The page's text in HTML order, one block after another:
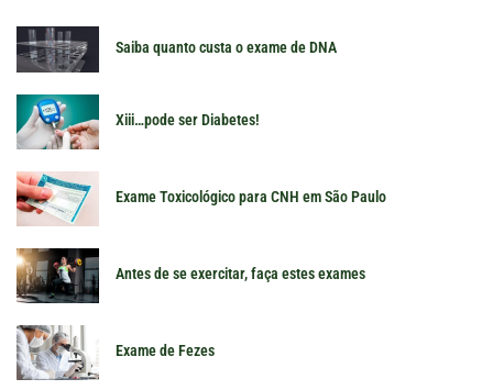
Saiba quanto custa o exame de DNA
Xiii…pode ser Diabetes!
Exame Toxicológico para CNH em São Paulo
Antes de se exercitar, faça estes exames
Exame de Fezes